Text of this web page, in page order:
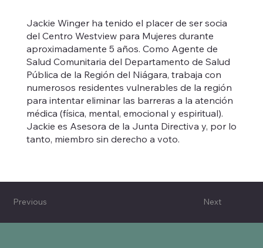
Jackie Winger ha tenido el placer de ser socia
del Centro Westview para Mujeres durante
aproximadamente 5 años. Como Agente de
Salud Comunitaria del Departamento de Salud
Pública de la Región del Niágara, trabaja con
numerosos residentes vulnerables de la región
para intentar eliminar las barreras a la atención
médica (física, mental, emocional y espiritual).
Jackie es Asesora de la Junta Directiva y, por lo
tanto, miembro sin derecho a voto.
Next
Previous